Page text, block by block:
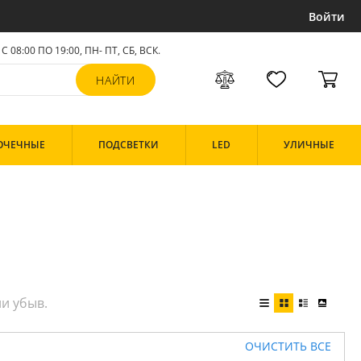
Войти
С 08:00 ПО 19:00, ПН- ПТ, СБ, ВСК.
ПОДСВЕТКИ LED УЛИЧНЫЕ
ОЧИСТИТЬ ВСЕ